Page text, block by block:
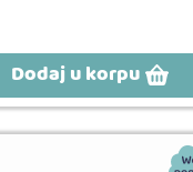
Dodaj u korpu